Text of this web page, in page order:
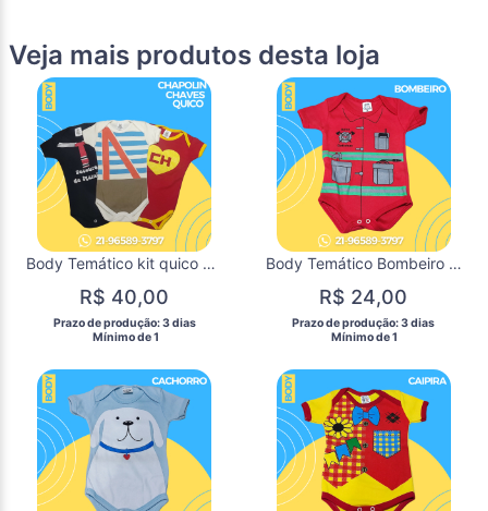
Veja mais produtos desta loja
Body Temático kit quico e chapolin para Mêsversário de Bebês / DISPONÍVEL P quico e chapolim, chaves esgotou
R$ 40,00
Prazo de produção: 3 dias
  Mínimo de 1
Body Temático Bombeiro para Mêsversário de Bebês / DISPONÍVEL M G
R$ 24,00
Prazo de produção: 3 dias
  Mínimo de 1